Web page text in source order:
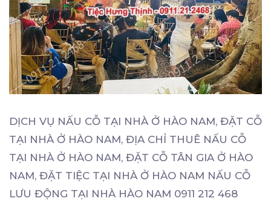
DỊCH VỤ NẤU CỖ TẠI NHÀ Ở HÀO NAM, ĐẶT CỖ
TẠI NHÀ Ở HÀO NAM, ĐỊA CHỈ THUÊ NẤU CỖ
TẠI NHÀ Ở HÀO NAM, ĐẶT CỖ TÂN GIA Ở HÀO
NAM, ĐẶT TIỆC TẠI NHÀ Ở HÀO NAM NẤU CỖ
LƯU ĐỘNG TẠI NHÀ HÀO NAM 0911 212 468